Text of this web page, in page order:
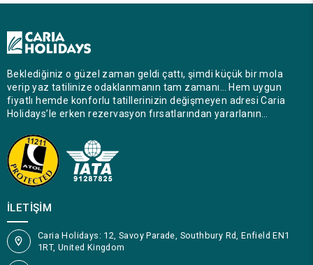
Beklediğiniz o güzel zaman geldi çattı, şimdi küçük bir mola
verip yaz tatilinize odaklanmanın tam zamanı… Hem uygun
fiyatlı hemde konforlu tatillerinizin değişmeyen adresi Caria
Holidays’le erken rezervasyon fırsatlarından yararlanın…
İLETIŞIM
Caria Holidays: 12, Savoy Parade, Southbury Rd, Enfield EN1
1RT, United Kingdom